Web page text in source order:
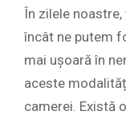
În zilele
încât ne putem
mai ușoară în
aceste
camerei. Există